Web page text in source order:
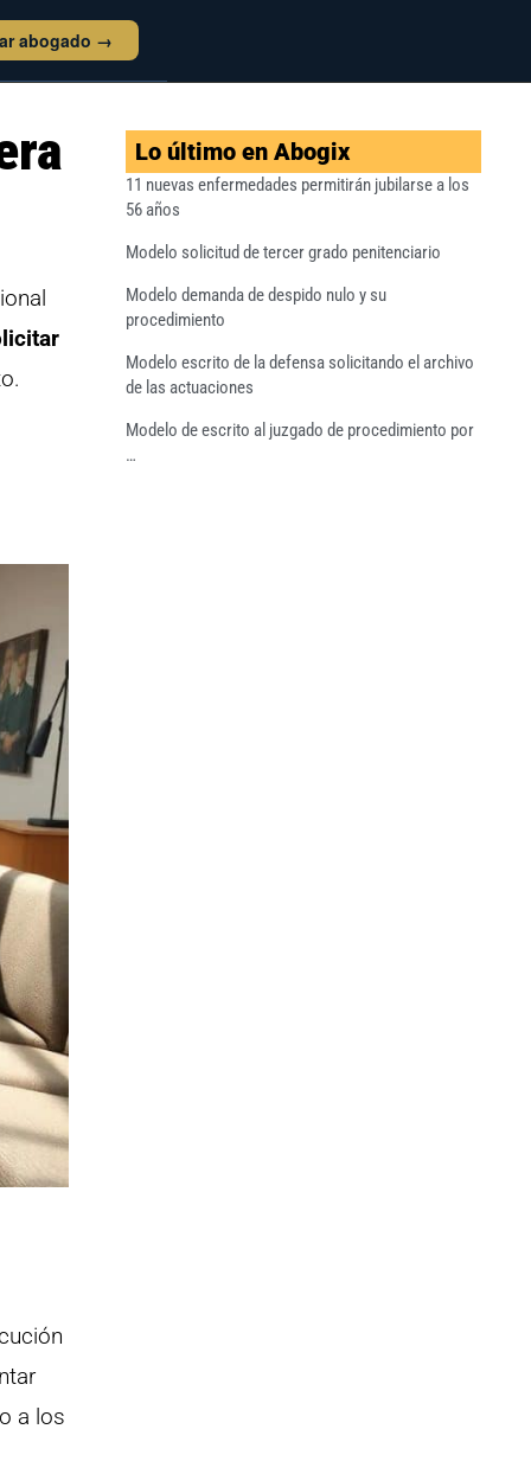
abogado →
a los
Lo último en Abogix
11 nuevas enfermedades permitirán jubilarse a los
56 años
Modelo solicitud de tercer grado penitenciario
Modelo demanda de despido nulo y su
procedimiento
Modelo escrito de la defensa solicitando el archivo
de las actuaciones
Modelo de escrito al juzgado de procedimiento por
…